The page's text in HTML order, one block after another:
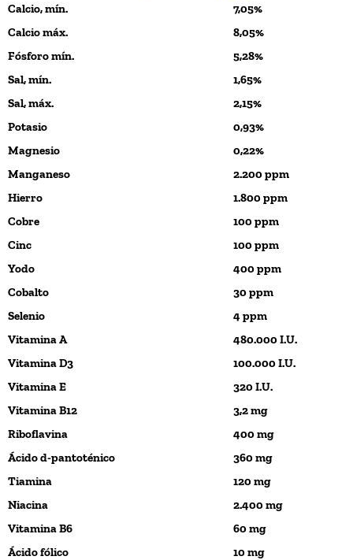
Calcio, mín.
7,05%
Calcio máx.
8,05%
Fósforo mín.
5,28%
Sal, mín.
1,65%
Sal, máx.
2,15%
Potasio
0,93%
Magnesio
0,22%
Manganeso
2.200 ppm
Hierro
1.800 ppm
Cobre
100 ppm
Cinc
100 ppm
Yodo
400 ppm
Cobalto
30 ppm
Selenio
4 ppm
Vitamina A
480.000 I.U.
Vitamina D3
100.000 I.U.
Vitamina E
320 I.U.
Vitamina B12
3,2 mg
Riboflavina
400 mg
Ácido d-pantoténico
360 mg
Tiamina
120 mg
Niacina
2.400 mg
Vitamina B6
60 mg
Ácido fólico
10 mg